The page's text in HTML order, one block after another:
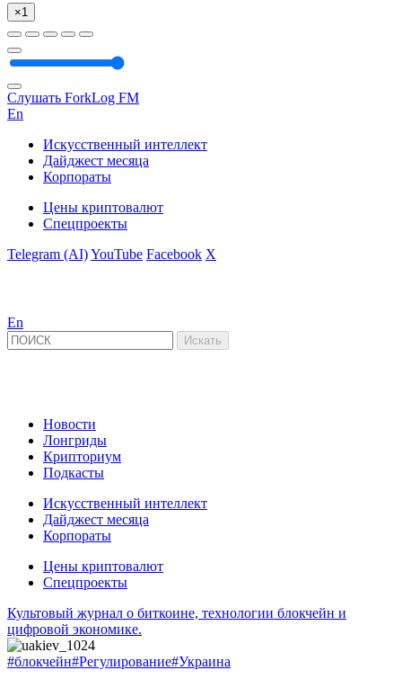
×1
Слушать ForkLog FM
En
Искусственный интеллект
Дайджест месяца
Корпораты
Цены криптовалют
Спецпроекты
Telegram (AI)YouTube Facebook X
En
Новости
Лонгриды
Крипториум
Подкасты
Искусственный интеллект
Дайджест месяца
Корпораты
Цены криптовалют
Спецпроекты
Культовый журнал о биткоине, технологии блокчейн и
цифровой экономике.
#блокчейн#Регулирование#Украина